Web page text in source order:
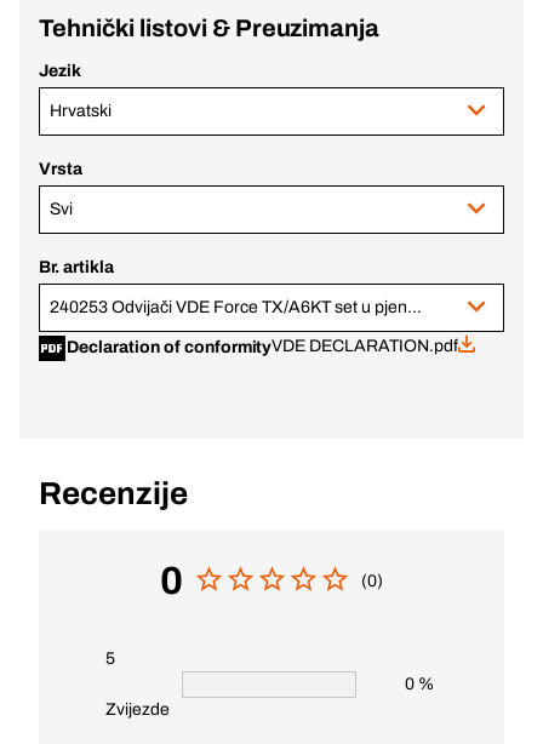
Tehnički listovi & Preuzimanja
Jezik
Hrvatski
Vrsta
Svi
Br. artikla
240253 Odvijači VDE Force TX/A6KT set u pjenastom ulošku
Declaration of conformityVDE DECLARATION.pdf
Recenzije
0 (0)
5
Zvijezde
0 %